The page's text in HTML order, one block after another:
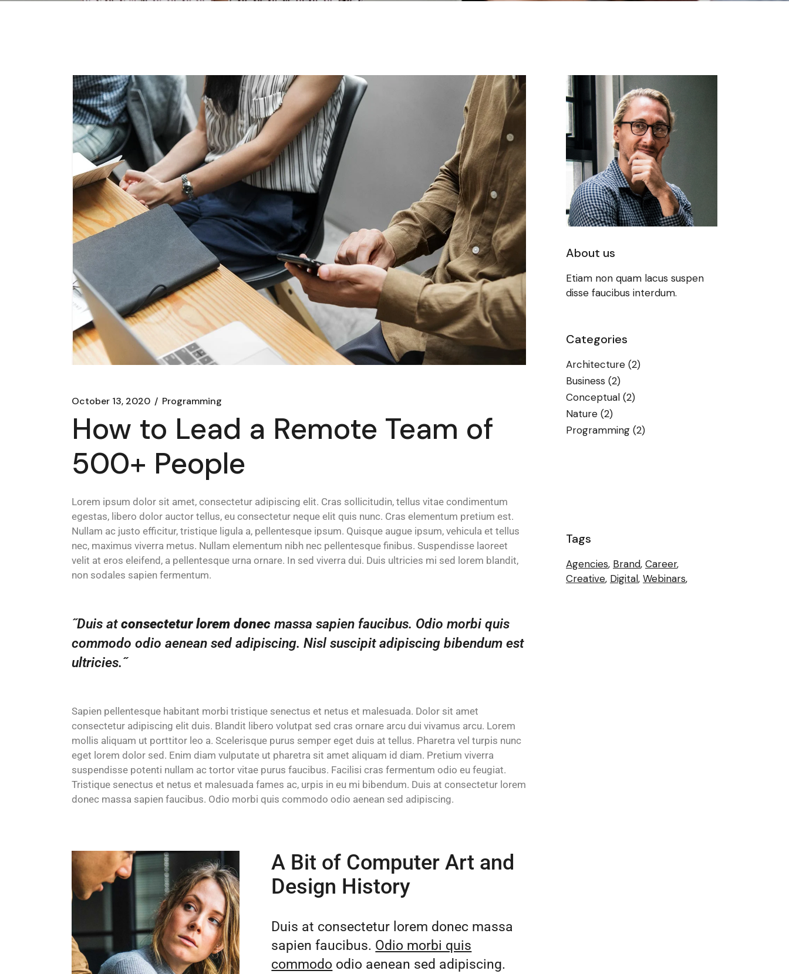
October 13, 2020 Programming
How to Lead a Remote Team of
500+ People
Lorem ipsum dolor sit amet, consectetur adipiscing elit. Cras sollicitudin, tellus vitae condimentum
egestas, libero dolor auctor tellus, eu consectetur neque elit quis nunc. Cras elementum pretium est.
Nullam ac justo efficitur, tristique ligula a, pellentesque ipsum. Quisque augue ipsum, vehicula et tellus
nec, maximus viverra metus. Nullam elementum nibh nec pellentesque finibus. Suspendisse laoreet
velit at eros eleifend, a pellentesque urna ornare. In sed viverra dui. Duis ultricies mi sed lorem blandit,
non sodales sapien fermentum.
˝Duis atconsectetur lorem donec massa sapien faucibus. Odio morbi quis
commodo odio aenean sed adipiscing. Nisl suscipit adipiscing bibendum est
ultricies.˝
Sapien pellentesque habitant morbi tristique senectus et netus et malesuada. Dolor sit amet
consectetur adipiscing elit duis. Blandit libero volutpat sed cras ornare arcu dui vivamus arcu. Lorem
mollis aliquam ut porttitor leo a. Scelerisque purus semper eget duis at tellus. Pharetra vel turpis nunc
eget lorem dolor sed. Enim diam vulputate ut pharetra sit amet aliquam id diam. Pretium viverra
suspendisse potenti nullam ac tortor vitae purus faucibus. Facilisi cras fermentum odio eu feugiat.
Tristique senectus et netus et malesuada fames ac, urpis in eu mi bibendum. Duis at consectetur lorem
donec massa sapien faucibus. Odio morbi quis commodo odio aenean sed adipiscing.
A Bit of Computer Art and
Design History
Duis at consectetur lorem donec massa
sapien faucibus. Odio morbi quis
commodo odio aenean sed adipiscing.
About us
Etiam non quam lacus suspen
disse faucibus interdum.
Categories
Architecture (2)
Business (2)
Conceptual (2)
Nature (2)
Programming (2)
Tags
Agencies Brand Career
Creative Digital Webinars